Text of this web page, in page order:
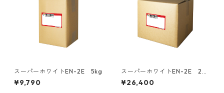
スーパーホワイトEN-2E 5kg
¥9,790
スーパーホワイトEN-2E 20
kg
¥26,400